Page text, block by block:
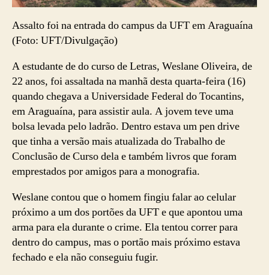
Assalto foi na entrada do campus da UFT em Araguaína
(Foto: UFT/Divulgação)
A estudante de do curso de Letras, Weslane Oliveira, de
22 anos, foi assaltada na manhã desta quarta-feira (16)
quando chegava a Universidade Federal do Tocantins,
em Araguaína, para assistir aula. A jovem teve uma
bolsa levada pelo ladrão. Dentro estava um pen drive
que tinha a versão mais atualizada do Trabalho de
Conclusão de Curso dela e também livros que foram
emprestados por amigos para a monografia.
Weslane contou que o homem fingiu falar ao celular
próximo a um dos portões da UFT e que apontou uma
arma para ela durante o crime. Ela tentou correr para
dentro do campus, mas o portão mais próximo estava
fechado e ela não conseguiu fugir.